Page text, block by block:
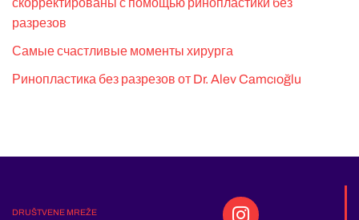
скорректированы с помощью ринопластики без
разрезов
Самые счастливые моменты хирурга
Ринопластика без разрезов от Dr. Alev Camcıoğlu
DRUŠTVENE MREŽE